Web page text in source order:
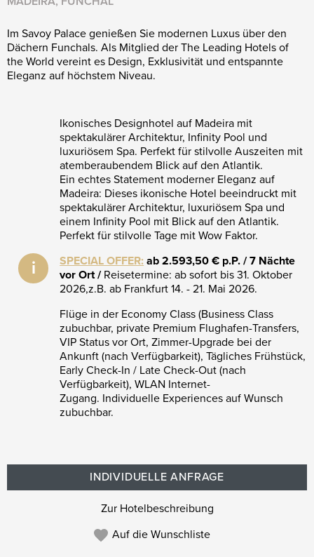
Im Savoy Palace genießen Sie modernen Luxus über den
Dächern Funchals. Als Mitglied der The Leading Hotels of
the World vereint es Design, Exklusivität und entspannte
Eleganz auf höchstem Niveau.
i
Ikonisches Designhotel auf Madeira mit
spektakulärer Architektur, Infinity Pool und
luxuriösem Spa. Perfekt für stilvolle Auszeiten mit
atemberaubendem Blick auf den Atlantik.
Ein echtes Statement moderner Eleganz auf
Madeira: Dieses ikonische Hotel beeindruckt mit
spektakulärer Architektur, luxuriösem Spa und
einem Infinity Pool mit Blick auf den Atlantik.
Perfekt für stilvolle Tage mit Wow Faktor.
SPECIAL OFFER: ab 2.593,50 € p.P. / 7 Nächte
vor Ort / Reisetermine: ab sofort bis 31. Oktober
2026,z.B. ab Frankfurt 14. - 21. Mai 2026.
Flüge in der Economy Class (Business Class
zubuchbar, private Premium Flughafen-Transfers,
VIP Status vor Ort, Zimmer-Upgrade bei der
Ankunft (nach Verfügbarkeit), Tägliches Frühstück,
Early Check-In / Late Check-Out (nach
Verfügbarkeit), WLAN Internet-
Zugang. Individuelle Experiences auf Wunsch
zubuchbar.
INDIVIDUELLE ANFRAGE
Zur Hotelbeschreibung
Auf die Wunschliste